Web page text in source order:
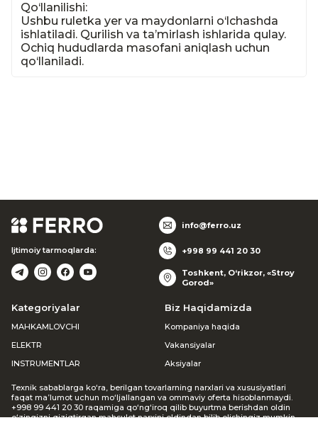
Qo‘llanilishi:
Ushbu ruletka yer va maydonlarni o‘lchashda
ishlatiladi. Qurilish va ta’mirlash ishlarida qulay.
Ochiq hududlarda masofani aniqlash uchun
qo‘llaniladi.
Ijtimoiy tarmoqlarda:
info@ferro.uz
+998 99 441 20 30
Toshkent, O‘rikzor, «Stroy
Gorod»
Kategoriyalar
MAHKAMLOVCHI
ELEKTR
INSTRUMENTLAR
Biz Haqidamizda
Kompaniya haqida
Vakansiyalar
Aksiyalar
Texnik sabablarga ko‘ra, berilgan tovarlarning narxlari va xususiyatlari
faqat ma’lumot uchun mo‘ljallangan va ommaviy oferta hisoblanmaydi.
+998 99 441 20 30 raqamiga qo‘ng‘iroq qilib buyurtma berishdan oldin
o‘zingizni qiziqtirgan mahsulot narxini oldindan bilib olishingiz mumkin.